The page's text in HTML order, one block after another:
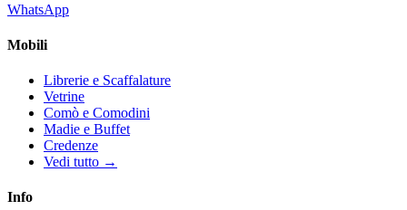
WhatsApp
Mobili
Librerie e Scaffalature
Vetrine
Comò e Comodini
Madie e Buffet
Credenze
Vedi tutto →
Info